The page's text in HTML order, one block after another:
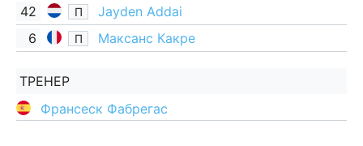
42
П
Jayden Addai
6
П Максанс Какре
ТРЕНЕР
Франсеск Фабрегас